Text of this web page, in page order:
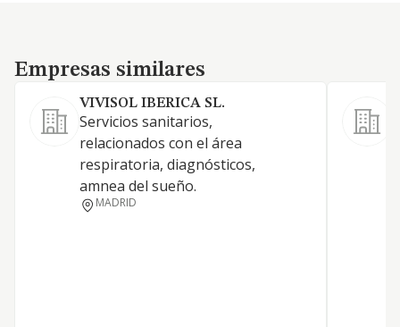
Empresas similares
Empresas similares
VIVISOL IBERICA SL.
Servicios sanitarios,
relacionados con el área
respiratoria, diagnósticos,
amnea del sueño.
MADRID